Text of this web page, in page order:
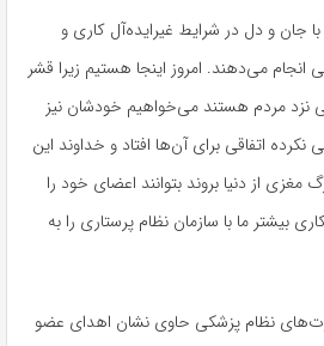
با جان و دل در شرایط غیرایده‌آل کاری و
می‌دهند. امروز اینجا هستیم زیرا قشر
نزد مردم هستند می‌خواهیم خودشان نیز
اتفاقی برای آن‌ها افتاد و خداوند این
از دنیا بروند بتوانند اعضای خود را
بیشتر ما با سازمان نظام پرستاری را به
نظام پزشکی حاوی نشان اهدای عضو